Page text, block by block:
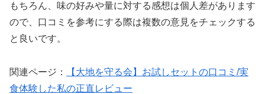
もちろん、味の好みや量に対する感想は個人差があります
ので、口コミを参考にする際は複数の意見をチェックする
と良いです。
関連ページ：
【大地を守る会】お試しセットの口コミ/実
食体験した私の正直レビュー